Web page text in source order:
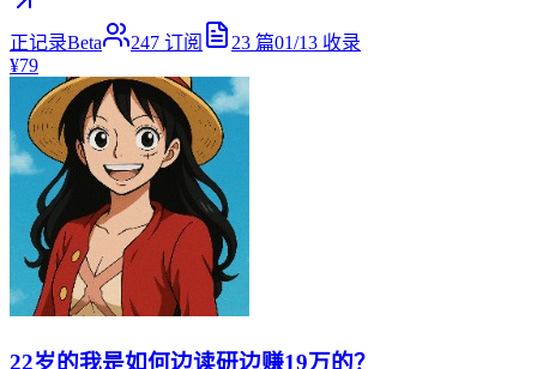
正记录Beta 247 订阅 23 篇01/13 收录
¥79
22岁的我是如何边读研边赚19万的？